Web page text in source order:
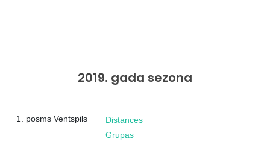
2019. gada sezona
1. posms Ventspils
Distances
Grupas